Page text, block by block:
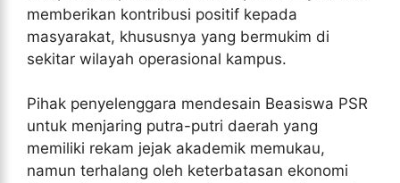
memberikan kontribusi positif kepada
masyarakat, khususnya yang bermukim di
sekitar wilayah operasional kampus.
Pihak penyelenggara mendesain Beasiswa PSR
untuk menjaring putra-putri daerah yang
memiliki rekam jejak akademik memukau,
namun terhalang oleh keterbatasan ekonomi